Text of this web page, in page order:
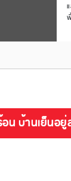
น บ้านเย็นอยู่